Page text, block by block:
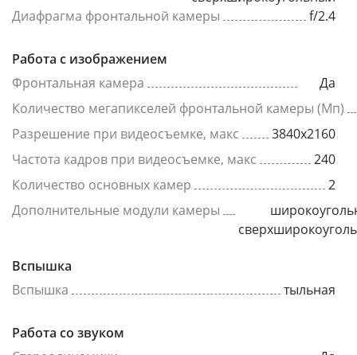
Диафрагма фронтальной камеры
f/2.4
Работа с изображением
Фронтальная камера
Да
Количество мегапикселей фронтальной камеры (Мп)
Разрешение при видеосъемке, макс
3840x2160
Частота кадров при видеосъемке, макс
240
Количество основных камер
2
Дополнительные модули камеры
Вспышка
Вспышка
тыльная
Работа со звуком